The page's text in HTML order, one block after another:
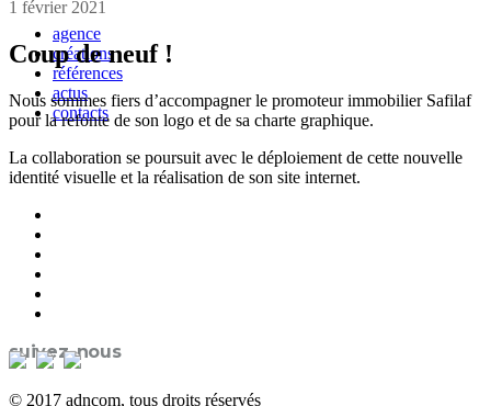
agence
créations
références
actus
contacts
1 février 2021
Coup de neuf !
Nous sommes fiers d’accompagner le promoteur immobilier Safilaf
pour la refonte de son logo et de sa charte graphique.
La collaboration se poursuit avec le déploiement de cette nouvelle
identité visuelle et la réalisation de son site internet.
suivez-nous
© 2017 adncom, tous droits réservés